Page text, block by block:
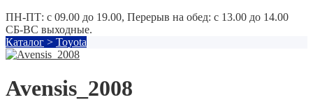
ПН-ПТ: с 09.00 до 19.00, Перерыв на обед: с 13.00 до 14.00
СБ-ВС выходные.
Каталог > Toyota
Avensis_2008